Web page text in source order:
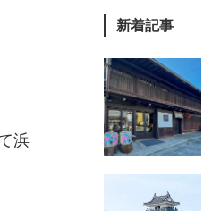
浜
新着記事